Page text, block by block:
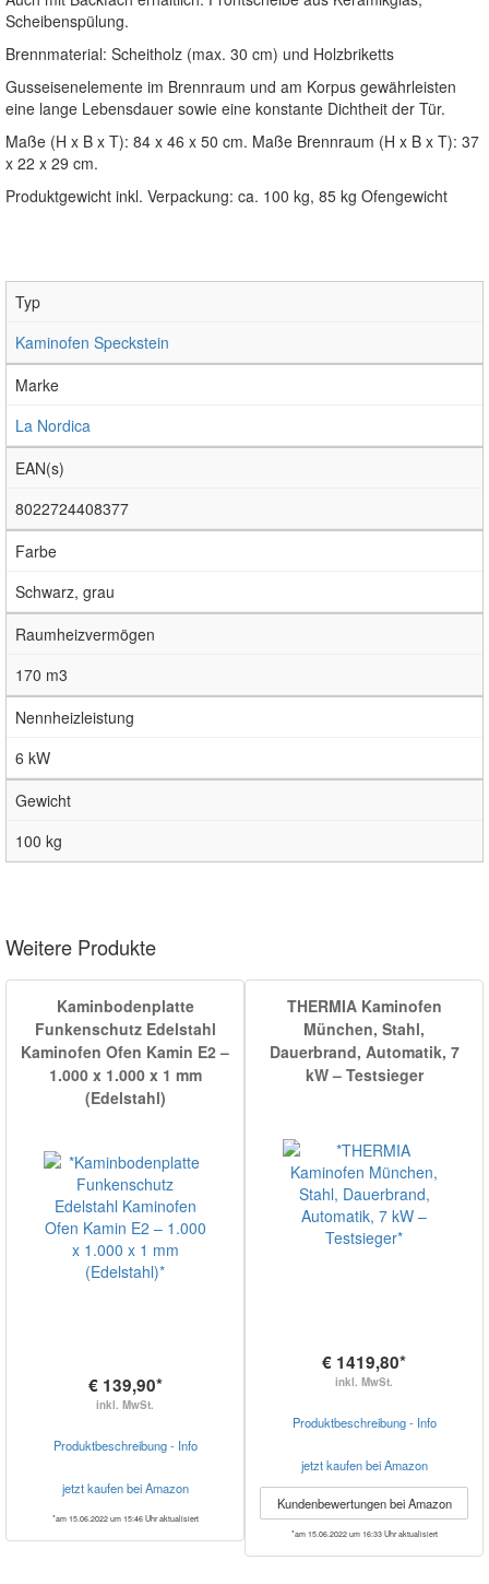
Scheibenspülung.
Brennmaterial: Scheitholz (max. 30 cm) und Holzbriketts
Gusseisenelemente im Brennraum und am Korpus gewährleisten
eine lange Lebensdauer sowie eine konstante Dichtheit der Tür.
Maße (H x B x T): 84 x 46 x 50 cm. Maße Brennraum (H x B x T): 37
x 22 x 29 cm.
Produktgewicht inkl. Verpackung: ca. 100 kg, 85 kg Ofengewicht
Typ
Kaminofen Speckstein
Marke
La Nordica
EAN(s)
8022724408377
Farbe
Schwarz, grau
Raumheizvermögen
170 m3
Nennheizleistung
6 kW
Gewicht
100 kg
Weitere Produkte
Kaminbodenplatte
Funkenschutz Edelstahl
Kaminofen Ofen Kamin E2 –
1.000 x 1.000 x 1 mm
(Edelstahl)
€ 139,90*
inkl. MwSt.
Produktbeschreibung - Info
jetzt kaufen bei Amazon
*am 15.06.2022 um 15:46 Uhr aktualisiert
THERMIA Kaminofen
München, Stahl,
Dauerbrand, Automatik, 7
kW – Testsieger
€ 1419,80*
inkl. MwSt.
Produktbeschreibung - Info
jetzt kaufen bei Amazon
Kundenbewertungen bei Amazon
*am 15.06.2022 um 16:33 Uhr aktualisiert